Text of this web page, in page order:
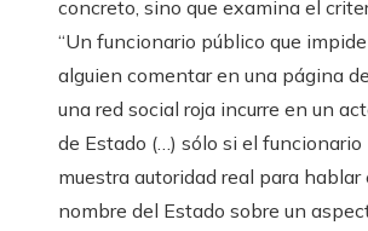
concreto, sino que examina el
“Un funcionario público que
alguien comentar en una página de
una red social roja incurre en un
de Estado (…) sólo si el funcionario
muestra autoridad real para hablar
nombre del Estado sobre un